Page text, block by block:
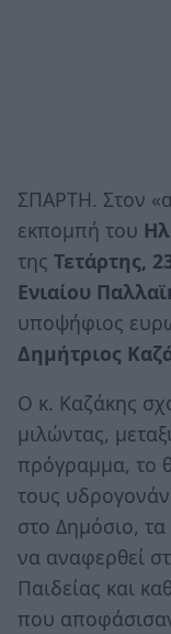
ΣΠΑΡΤΗ. Στον
εκπομπή του
της Τετάρτης,
Ενιαίου
υποψήφιος
Δημήτριος
Ο κ. Καζάκης
μιλώντας,
πρόγραμμα, το
τους
στο Δημόσιο,
να αναφερθεί
Παιδείας και
που